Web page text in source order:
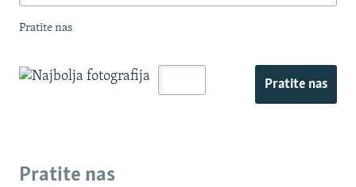
Pratite nas
Pratite nas
Pratite nas